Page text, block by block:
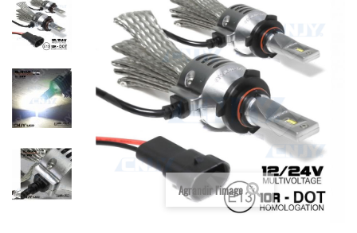
Agrandir l'image